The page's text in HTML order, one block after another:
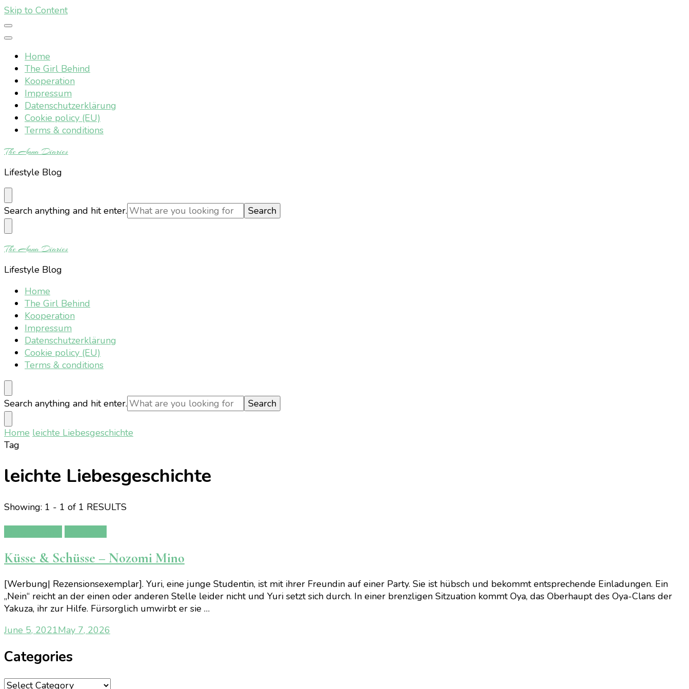
Skip to Content
Home
The Girl Behind
Kooperation
Impressum
Datenschutzerklärung
Cookie policy (EU)
Terms & conditions
The Anna Diaries
Lifestyle Blog
Looking
for
Something?
Search anything and hit enter.
The Anna Diaries
Lifestyle Blog
Home
The Girl Behind
Kooperation
Impressum
Datenschutzerklärung
Cookie policy (EU)
Terms & conditions
Looking
for
Something?
Search anything and hit enter.
Home leichte Liebesgeschichte
Tag
leichte Liebesgeschichte
Showing: 1 - 1 of 1 RESULTS
Küsse & Schüsse – Nozomi Mino
[Werbung| Rezensionsexemplar]. Yuri, eine junge Studentin, ist mit ihrer Freundin auf einer Party. Sie ist hübsch und bekommt entsprechende Einladungen. Ein
„Nein“ reicht an der einen oder anderen Stelle leider nicht und Yuri setzt sich durch. In einer brenzligen Sitzuation kommt Oya, das Oberhaupt des Oya-Clans der
Yakuza, ihr zur Hilfe. Fürsorglich umwirbt er sie …
June 5, 2021May 7, 2026
Categories
Categories